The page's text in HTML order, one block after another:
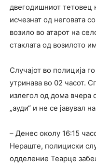
двегодишниот тетовец
исчезнат од неговата
возило во атарот на
стаклата од возилото
Случајот во полиција
утринава во 02 часот.
излегол од дома вчера
„ауди“ и не се јавувал
– Денес околу 16:15
Нераште, полициски
одделение Теарце